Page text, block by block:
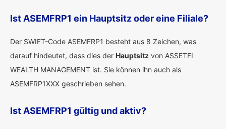
Ist ASEMFRP1 ein Hauptsitz oder eine Filiale?
Der SWIFT-Code ASEMFRP1 besteht aus 8 Zeichen, was
darauf hindeutet, dass dies der Hauptsitz von ASSETFI
WEALTH MANAGEMENT ist. Sie können ihn auch als
ASEMFRP1XXX geschrieben sehen.
Ist ASEMFRP1 gültig und aktiv?